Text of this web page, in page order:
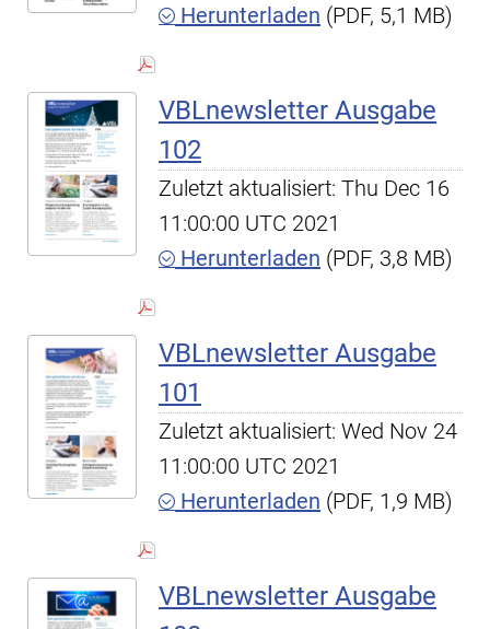
Herunterladen (PDF, 5,1 MB)
VBLnewsletter Ausgabe
102
Zuletzt aktualisiert: Thu Dec 16
11:00:00 UTC 2021
Herunterladen (PDF, 3,8 MB)
VBLnewsletter Ausgabe
101
Zuletzt aktualisiert: Wed Nov 24
11:00:00 UTC 2021
Herunterladen (PDF, 1,9 MB)
VBLnewsletter Ausgabe